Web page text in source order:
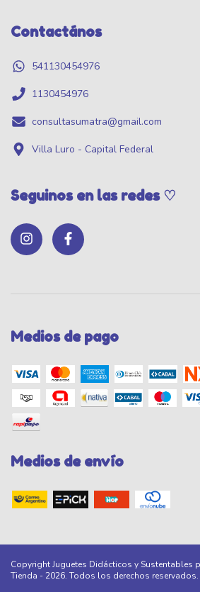
Contactános
541130454976
1130454976
consultasumatra@gmail.com
Villa Luro - Capital Federal
Seguinos en las redes ♡
Medios de pago
Medios de envío
Copyright Juguetes Didácticos y Sustentables
Tienda - 2026. Todos los derechos reservados.